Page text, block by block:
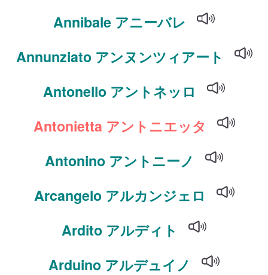
Annibale アニーバレ
Annunziato アンヌンツィアート
Antonello アントネッロ
Antonietta アントニエッタ
Antonino アントニーノ
Arcangelo アルカンジェロ
Ardito アルディト
Arduino アルデュイノ